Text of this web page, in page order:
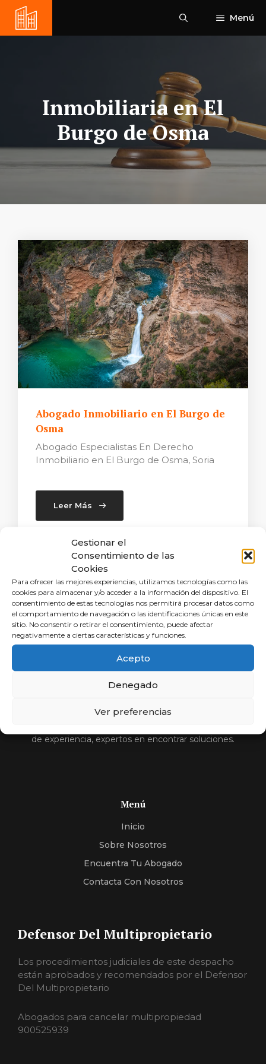
Gestionar el
Consentimiento de las
Cookies
Para ofrecer las mejores experiencias, utilizamos tecnologías como las
cookies para almacenar y/o acceder a la información del dispositivo. El
consentimiento de estas tecnologías nos permitirá procesar datos como
el comportamiento de navegación o las identificaciones únicas en este
sitio. No consentir o retirar el consentimiento, puede afectar
negativamente a ciertas características y funciones.
Acepto
Denegado
Ver preferencias
Saltar
contenido
Menú
Inmobiliaria en El
Burgo de Osma
Abogado Inmobiliario en El Burgo de
Osma
Abogado Especialistas En Derecho
Inmobiliario en El Burgo de Osma, Soria
Leer Más
Abogados a
Porcentaje
Compara y elige al mejor abogado.
de experiencia, expertos en encontrar soluciones.
Menú
Inicio
Sobre Nosotros
Encuentra Tu Abogado
Contacta Con Nosotros
Defensor Del Multipropietario
Los procedimientos judiciales de este despacho
están aprobados y recomendados por el Defensor
Del Multipropietario
Abogados para cancelar multipropiedad
900525939